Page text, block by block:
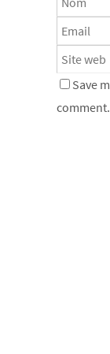
Save
comment.